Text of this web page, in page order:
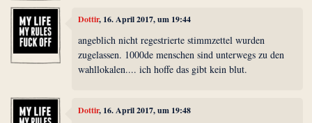
Dottir, 16. April 2017, um 19:44
angeblich nicht regestrierte stimmzettel wurden
zugelassen. 1000de menschen sind unterwegs zu den
wahllokalen.... ich hoffe das gibt kein blut.
Dottir, 16. April 2017, um 19:48